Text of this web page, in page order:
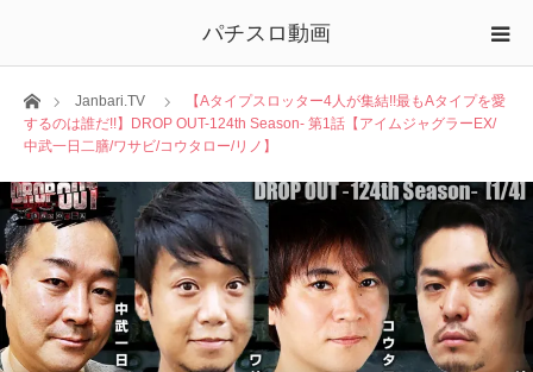
パチスロ動画
ホームJanbari.TV
【Aタイプスロッター4人が集結!!最もAタイプを愛
するのは誰だ!!】DROP OUT-124th Season- 第1話【アイムジャグラーEX/
中武一日二膳/ワサビ/コウタロー/リノ】